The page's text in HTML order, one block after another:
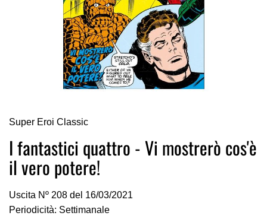
all'inizio
della
galleria
di
immagini
Super Eroi Classic
I fantastici quattro - Vi mostrerò cos'è
il vero potere!
Uscita Nº 208 del 16/03/2021
Periodicità: Settimanale